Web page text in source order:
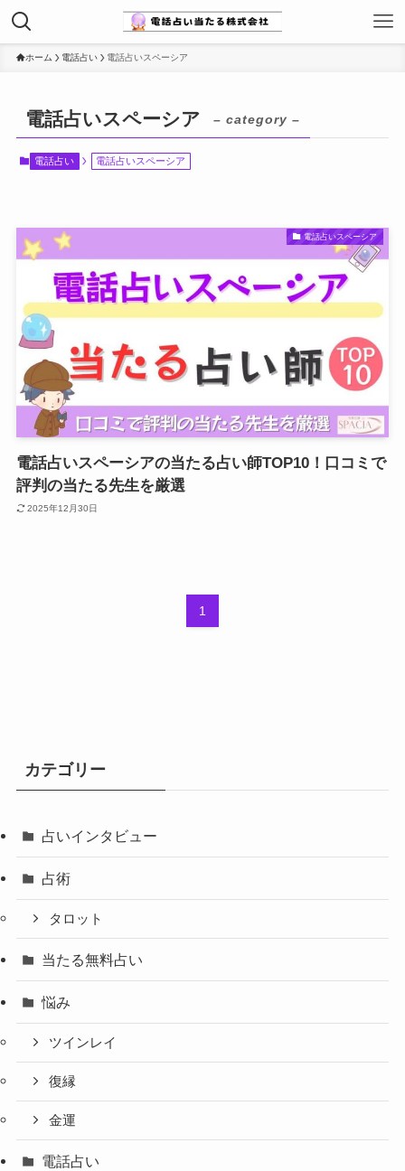
ホーム 電話占い 電話占いスペーシア
電話占いスペーシア – category –
電話占い 電話占いスペーシア
電話占いスペーシア
電話占いスペーシアの当たる占い師TOP10！口コミで
評判の当たる先生を厳選
2025年12月30日
1
カテゴリー
占いインタビュー
占術
タロット
当たる無料占い
悩み
ツインレイ
復縁
金運
電話占い